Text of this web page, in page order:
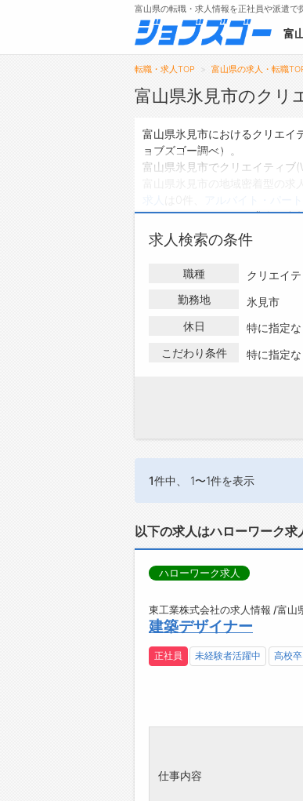
メニュー
トップ
富山県の転職・求人情報を正社員や派遣で
富
転職・求人TOP 富山県の求人・転職
富山県氷見市のクリ
富山県氷見市におけるクリエイ
ョブズゴー調べ）。
富山県氷見市でクリエイティブ
ハローワークにはない求人も多
(WEB関連)の求人・転職情報
求人検索の条件
職種
クリエイ
勤務地
氷見市
休日
特に指定な
こだわり条件
特に指定な
1件中、 1〜1件を表示
以下の求人はハローワーク求
ハローワーク求人
東工業株式会社の求人情報 /富山
建築デザイナー
正社員 未経験者活躍中 高校
仕事内容